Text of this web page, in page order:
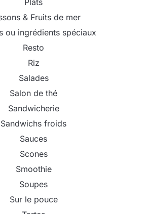
Plats
& Fruits de mer
ou ingrédients spéciaux
Resto
Riz
Salades
Salon de thé
Sandwicherie
Sandwichs froids
Sauces
Scones
Smoothie
Soupes
Sur le pouce